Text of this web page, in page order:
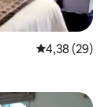
4,38 de uma
4,38 (29)